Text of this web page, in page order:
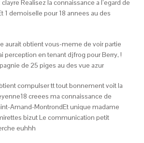
Realisez la connaissance a l’egard de
1 demoiselle pour 18 annees au des
aurait obtient vous-meme de voir partie
perception en tenant djfrog pour Berry, !
de 25 piges au des vue azur
compulser tt tout bonnement voit la
creees ma connaissance de
Amand-MontrondEt unique madame
bizut Le communication petit
euhhh